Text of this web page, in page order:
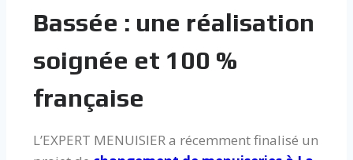
Bassée : une réalisation
soignée et 100 %
française
L’EXPERT MENUISIER a récemment finalisé un